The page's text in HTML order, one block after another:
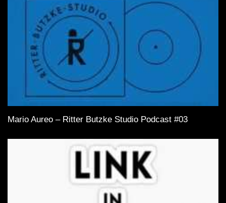
Mario Aureo – Ritter Butzke Studio Podcast #03